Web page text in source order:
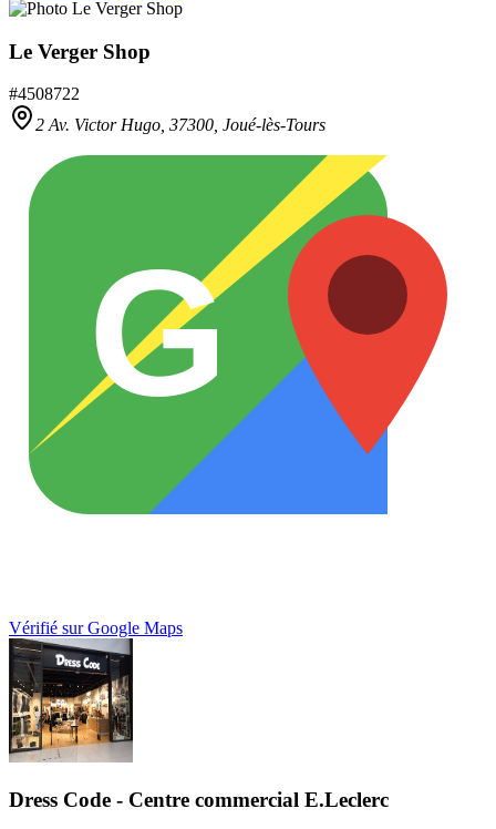
Le Verger Shop
#4508722
2 Av. Victor Hugo, 37300, Joué-lès-Tours
G
Vérifié sur Google Maps
Dress Code - Centre commercial E.Leclerc